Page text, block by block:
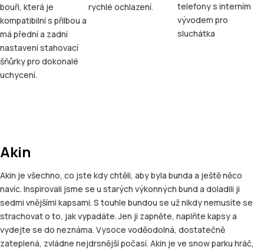
bouři, která je
kompatibilní s přilbou a
má přední a zadní
nastavení stahovací
šňůrky pro dokonalé
uchycení.
rychlé ochlazení.
telefony s interním
vývodem pro
sluchátka
Akin
Akin je všechno, co jste kdy chtěli, aby byla bunda a ještě něco
navíc. Inspirovali jsme se u starých výkonných bund a doladili ji
sedmi vnějšími kapsami. S touhle bundou se už nikdy nemusíte se
strachovat o to, jak vypadáte. Jen ji zapněte, naplňte kapsy a
vydejte se do neznáma. Vysoce voděodolná, dostatečně
zateplená, zvládne nejdrsnější počasí. Akin je ve snow parku hráč,